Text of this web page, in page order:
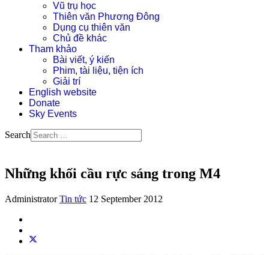
Vũ trụ học
Thiên văn Phương Đông
Dụng cụ thiên văn
Chủ đề khác
Tham khảo
Bài viết, ý kiến
Phim, tài liệu, tiện ích
Giải trí
English website
Donate
Sky Events
Search
Những khối cầu rực sáng trong M4
Administrator Tin tức 12 September 2012